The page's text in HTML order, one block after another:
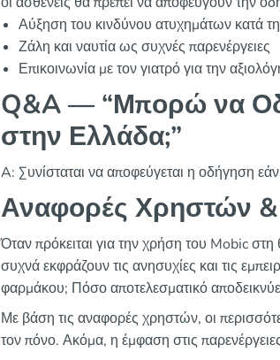
Αύξηση του κινδύνου ατυχημάτων κατά
Ζάλη και ναυτία ως συχνές παρενέργειες
Επικοινωνία με τον γιατρό για την
Q&A — “Μπορώ να
στην Ελλάδα;”
A: Συνίσταται να αποφεύγεται η οδήγηση
Αναφορές Χρηστών &
Όταν πρόκειται για την χρήση του Mobic
συχνά εκφράζουν τις ανησυχίες και τις
φαρμάκου; Πόσο αποτελεσματικό
Με βάση τις αναφορές χρηστών, οι
τον πόνο. Ακόμα, η έμφαση στις